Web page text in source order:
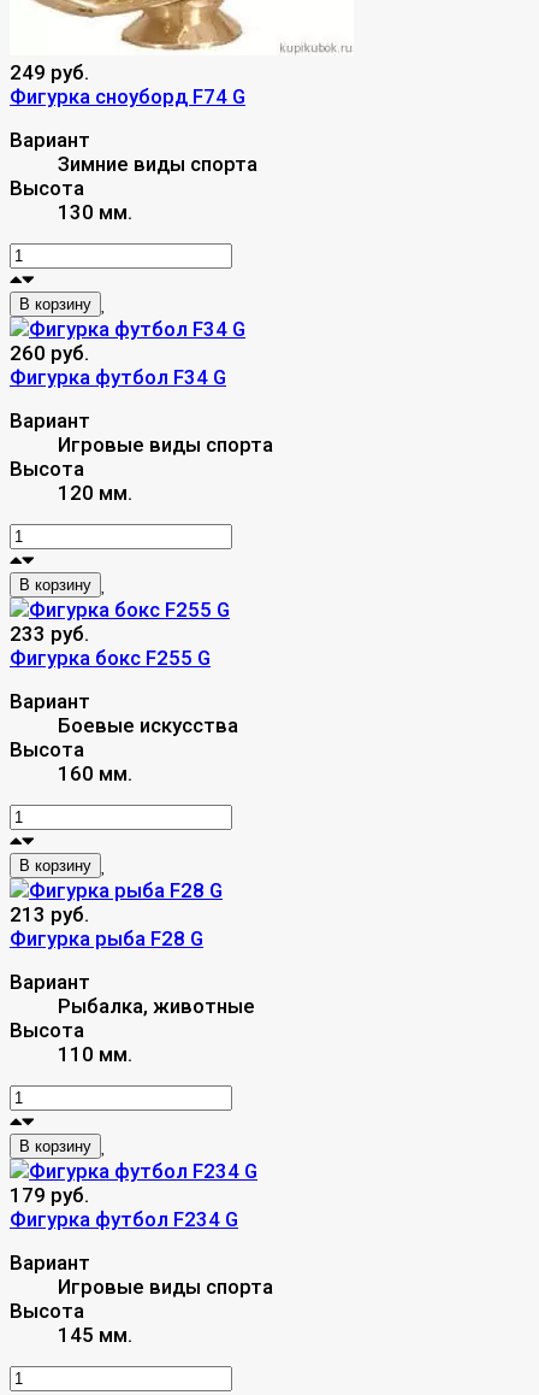
249 руб.
Фигурка сноуборд F74 G
Вариант
Зимние виды спорта
Высота
130 мм.
В корзину
260 руб.
Фигурка футбол F34 G
Вариант
Игровые виды спорта
Высота
120 мм.
В корзину
233 руб.
Фигурка бокс F255 G
Вариант
Боевые искусства
Высота
160 мм.
В корзину
213 руб.
Фигурка рыба F28 G
Вариант
Рыбалка, животные
Высота
110 мм.
В корзину
179 руб.
Фигурка футбол F234 G
Вариант
Игровые виды спорта
Высота
145 мм.